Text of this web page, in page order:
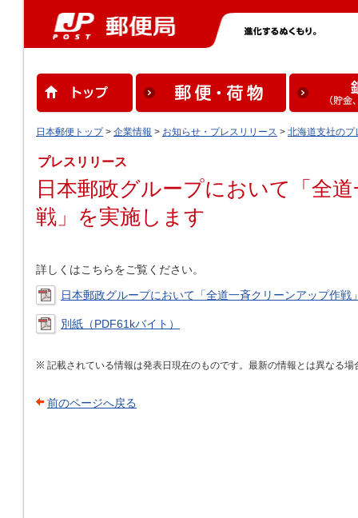
日本郵便トップ> 企業情報 > お知らせ・プレスリリース > 北海道支社のプ
プレスリリース
日本郵政グループにおいて「全
戦」を実施します
詳しくはこちらをご覧ください。
日本郵政グループにおいて「全道一斉クリーンアップ作
別紙（PDF61kバイト）
記載されている情報は発表日現在のものです。最新の情報とは異なる
前のページへ戻る